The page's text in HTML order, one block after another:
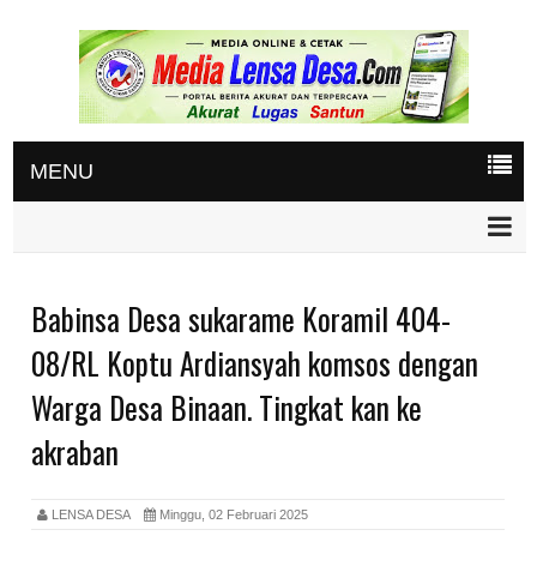
MENU
Babinsa Desa sukarame Koramil 404-
08/RL Koptu Ardiansyah komsos dengan
Warga Desa Binaan. Tingkat kan ke
akraban
LENSA DESA Minggu, 02 Februari 2025